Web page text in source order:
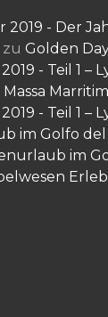
2019 - Der
zu Golden
- Teil 1 –
- Teil 1 –
im Golfo del
im